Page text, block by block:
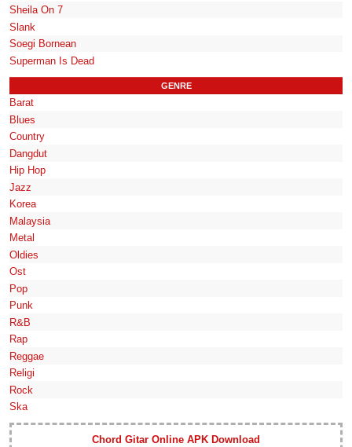
Sheila On 7
Slank
Soegi Bornean
Superman Is Dead
GENRE
Barat
Blues
Country
Dangdut
Hip Hop
Jazz
Korea
Malaysia
Metal
Oldies
Ost
Pop
Punk
R&B
Rap
Reggae
Religi
Rock
Ska
Chord Gitar Online APK Download